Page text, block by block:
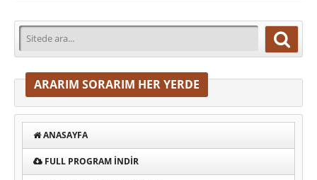
ARARIM SORARIM HER YERDE
ANASAYFA
FULL PROGRAM INDIR